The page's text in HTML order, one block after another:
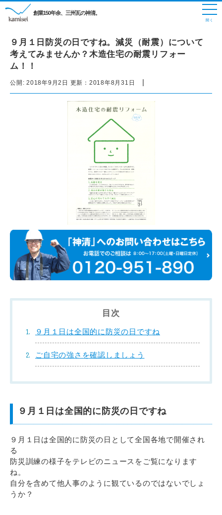
創業150年余、三州瓦の神清。
９月１日防災の日ですね。減災（耐震）について
考えてみませんか？木造住宅の耐震リフォー
ム！！
公開: 2018年9月2日 更新： 2018年8月31日 |
目次
９月１日は全国的に防災の日ですね
ご自宅の強さを確認しましょう
９月１日は全国的に防災の日ですね
９月１日は全国的に防災の日として全国各地で開催され
る
防災訓練の様子をテレビのニュースをご覧になります
ね。
自分を含めて他人事のように観ているのではないでしょ
うか？